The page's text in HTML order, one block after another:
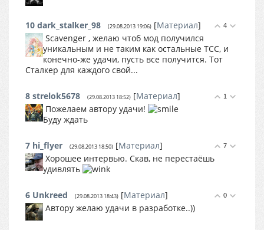
4
10 dark_stalker_98 (29.08.2013 19:06) [Материал]
Scavenger , желаю чтоб мод получился
уникальным и не таким как остальные ТСС, и
конечно-же удачи, пусть все получится. Тот
Сталкер для каждого свой...
1
8 strelok5678 (29.08.2013 18:52) [Материал]
Пожелаем автору удачи!
Буду ждать
7
7 hi_flyer (29.08.2013 18:50) [Материал]
Хорошее интервью. Скав, не перестаёшь
удивлять
0
6 Unkreed (29.08.2013 18:43) [Материал]
Автору желаю удачи в разработке..))